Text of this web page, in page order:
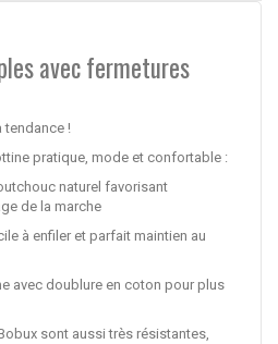
avec fermetures
tendance !
pratique, mode et confortable :
naturel favorisant
de la marche
à enfiler et parfait maintien au
avec doublure en coton pour plus
sont aussi très résistantes,